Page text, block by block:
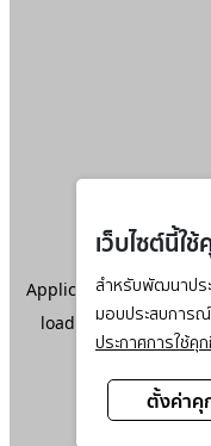
เว็บไซต์นี้ใ
สำหรับพัฒนาปร
มอบประสบการ
ประกาศการใช้คุก
ตั้งค่าคุ
Application error: a
loading